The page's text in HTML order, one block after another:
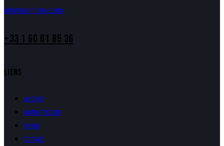
info@ranifrance.com
+33 1 60 61 85 36
LIENS
Accueil
Notre histoire
Menu
Contact